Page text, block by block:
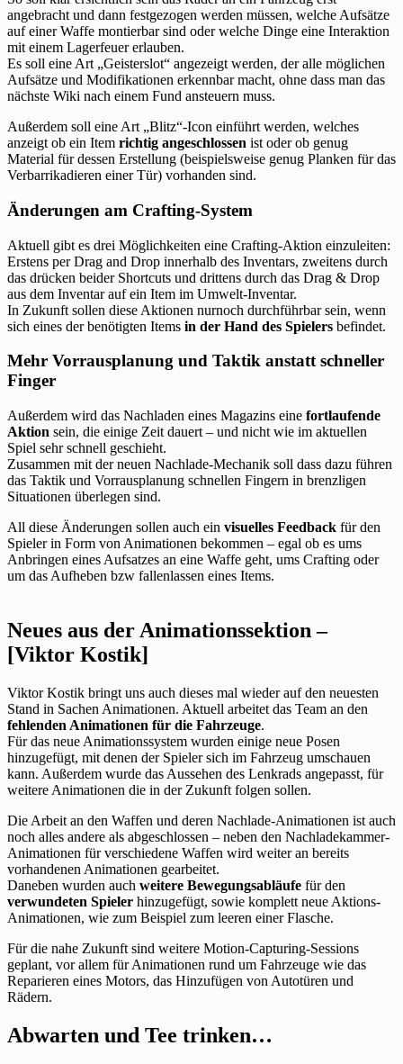
angebracht und dann festgezogen werden müssen, welche Aufsätze
auf einer Waffe montierbar sind oder welche Dinge eine Interaktion
mit einem Lagerfeuer erlauben.
Es soll eine Art „Geisterslot“ angezeigt werden, der alle möglichen
Aufsätze und Modifikationen erkennbar macht, ohne dass man das
nächste Wiki nach einem Fund ansteuern muss.
Außerdem soll eine Art „Blitz“-Icon einführt werden, welches
anzeigt ob ein Item richtig angeschlossen ist oder ob genug
Material für dessen Erstellung (beispielsweise genug Planken für das
Verbarrikadieren einer Tür) vorhanden sind.
Änderungen am Crafting-System
Aktuell gibt es drei Möglichkeiten eine Crafting-Aktion einzuleiten:
Erstens per Drag and Drop innerhalb des Inventars, zweitens durch
das drücken beider Shortcuts und drittens durch das Drag & Drop
aus dem Inventar auf ein Item im Umwelt-Inventar.
In Zukunft sollen diese Aktionen nurnoch durchführbar sein, wenn
sich eines der benötigten Items in der Hand des Spielers befindet.
Mehr Vorrausplanung und Taktik anstatt schneller
Finger
Außerdem wird das Nachladen eines Magazins eine fortlaufende
Aktion sein, die einige Zeit dauert – und nicht wie im aktuellen
Spiel sehr schnell geschieht.
Zusammen mit der neuen Nachlade-Mechanik soll dass dazu führen
das Taktik und Vorrausplanung schnellen Fingern in brenzligen
Situationen überlegen sind.
All diese Änderungen sollen auch ein visuelles Feedback für den
Spieler in Form von Animationen bekommen – egal ob es ums
Anbringen eines Aufsatzes an eine Waffe geht, ums Crafting oder
um das Aufheben bzw fallenlassen eines Items.
Neues aus der Animationssektion –
[Viktor Kostik]
Viktor Kostik bringt uns auch dieses mal wieder auf den neuesten
Stand in Sachen Animationen. Aktuell arbeitet das Team an den
fehlenden Animationen für die Fahrzeuge.
Für das neue Animationssystem wurden einige neue Posen
hinzugefügt, mit denen der Spieler sich im Fahrzeug umschauen
kann. Außerdem wurde das Aussehen des Lenkrads angepasst, für
weitere Animationen die in der Zukunft folgen sollen.
Die Arbeit an den Waffen und deren Nachlade-Animationen ist auch
noch alles andere als abgeschlossen – neben den Nachladekammer-
Animationen für verschiedene Waffen wird weiter an bereits
vorhandenen Animationen gearbeitet.
Daneben wurden auch weitere Bewegungsabläufe für den
verwundeten Spieler hinzugefügt, sowie komplett neue Aktions-
Animationen, wie zum Beispiel zum leeren einer Flasche.
Für die nahe Zukunft sind weitere Motion-Capturing-Sessions
geplant, vor allem für Animationen rund um Fahrzeuge wie das
Reparieren eines Motors, das Hinzufügen von Autotüren und
Rädern.
Abwarten und Tee trinken…